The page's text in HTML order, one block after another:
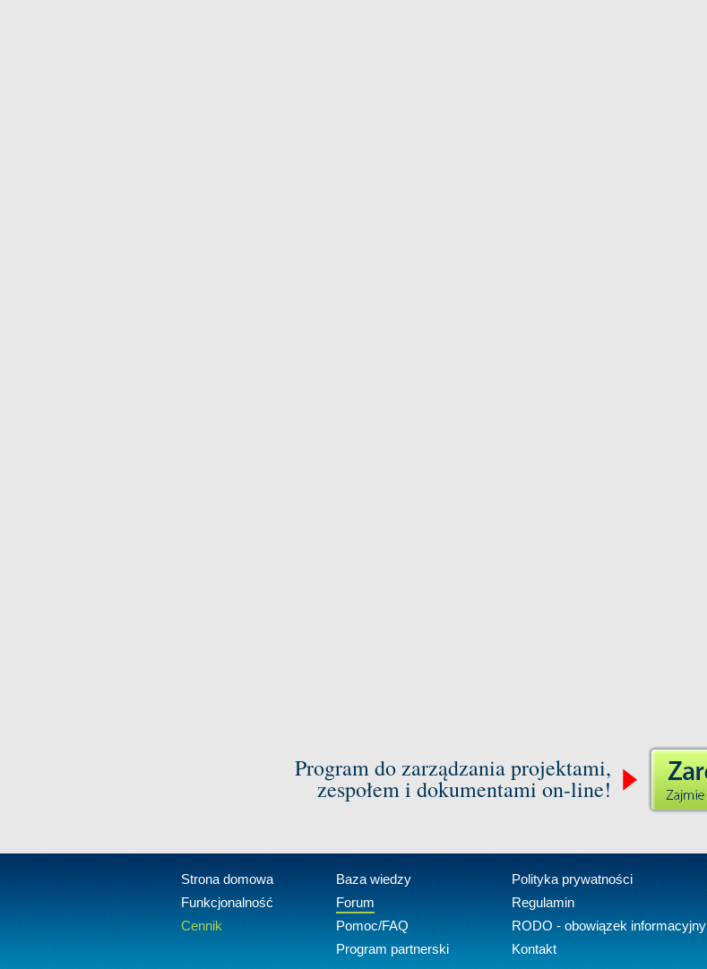
Program do zarządzania projektami,
zespołem i dokumentami on-line!
Strona domowa
Funkcjonalność
Cennik
Baza wiedzy
Forum
Pomoc/FAQ
Program partnerski
Polityka prywatności
Regulamin
RODO - obowiązek informacyjny
Kontakt